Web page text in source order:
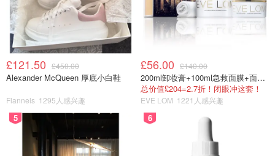
小型扫帚和簸箕：用一只小型扫帚和簸箕，清除树叶、松树
针和尘垢，保持帐篷整洁。
急救药箱：确保您的急救药箱内，物品齐全且是更新过的。
生火用的报纸：如果您没有报纸，就用其他任何类型的纸。
封面：Brahmsee from Pixabay
最新BC省公园露营预订系统出炉啦！
教你如何在BC省露营抢座！
£121.50 £450.00
Alexander McQueen 厚底小白鞋
Flannels 1295人感兴趣
£56.00 £140.00
200ml卸妆膏+100ml急救面膜+面霜+洁颜布
总价值£204=2.7折！闭眼冲这套！
EVE LOM 1221人感兴趣
5 6